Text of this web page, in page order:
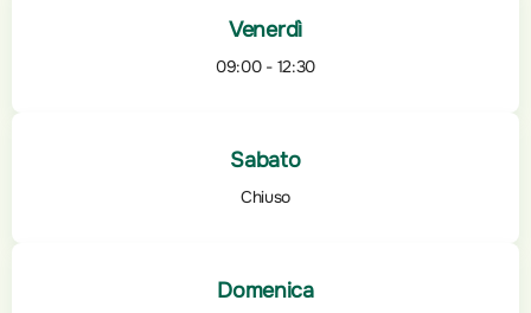
Venerdì
09:00 - 12:30
Sabato
Chiuso
Domenica